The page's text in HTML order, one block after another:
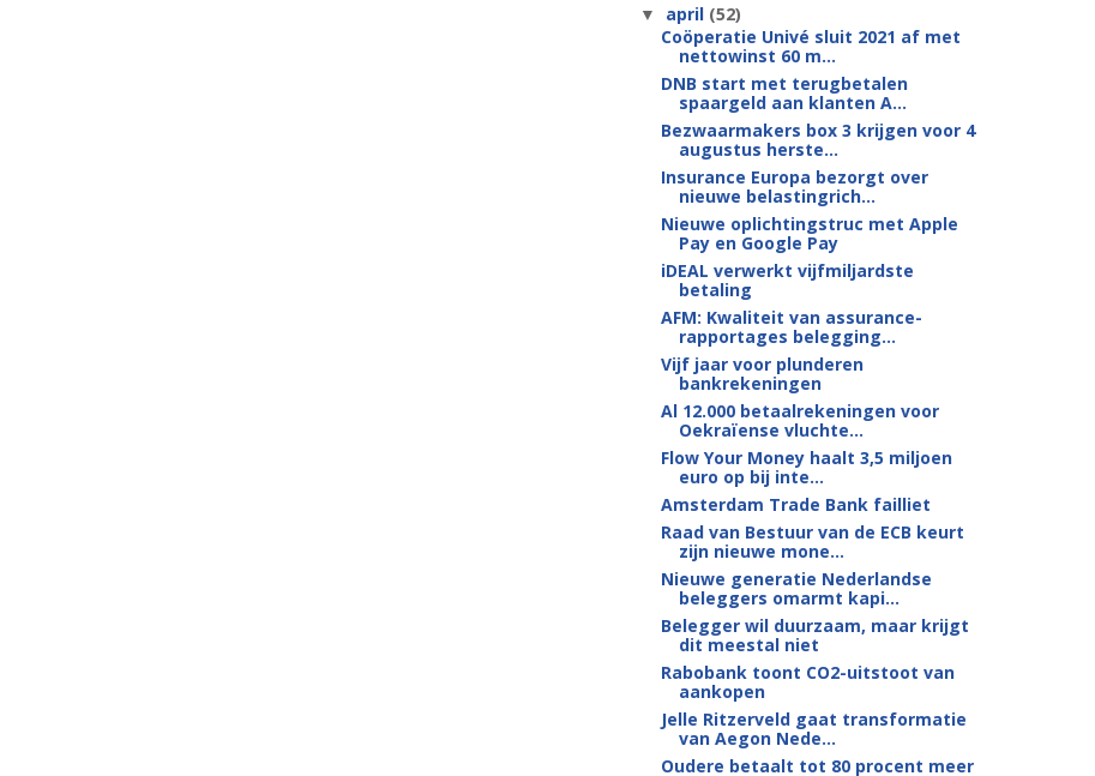
▼ april (52)
Coöperatie Univé sluit 2021 af met
nettowinst 60 m...
DNB start met terugbetalen
spaargeld aan klanten A...
Bezwaarmakers box 3 krijgen voor 4
augustus herste...
Insurance Europa bezorgt over
nieuwe belastingrich...
Nieuwe oplichtingstruc met Apple
Pay en Google Pay
iDEAL verwerkt vijfmiljardste
betaling
AFM: Kwaliteit van assurance-
rapportages belegging...
Vijf jaar voor plunderen
bankrekeningen
Al 12.000 betaalrekeningen voor
Oekraïense vluchte...
Flow Your Money haalt 3,5 miljoen
euro op bij inte...
Amsterdam Trade Bank failliet
Raad van Bestuur van de ECB keurt
zijn nieuwe mone...
Nieuwe generatie Nederlandse
beleggers omarmt kapi...
Belegger wil duurzaam, maar krijgt
dit meestal niet
Rabobank toont CO2-uitstoot van
aankopen
Jelle Ritzerveld gaat transformatie
van Aegon Nede...
Oudere betaalt tot 80 procent meer